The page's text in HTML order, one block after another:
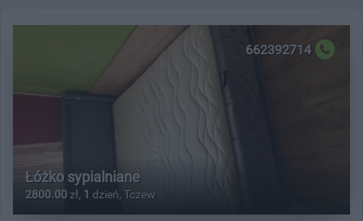
662392714
Łóżko sypialniane
2800.00 zł, 1 dzień, Tczew